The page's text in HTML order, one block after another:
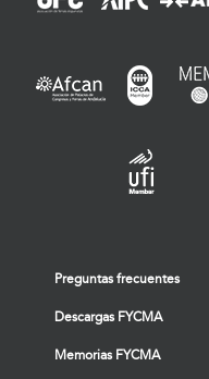
Preguntas frecuentes
Descargas FYCMA
Memorias FYCMA